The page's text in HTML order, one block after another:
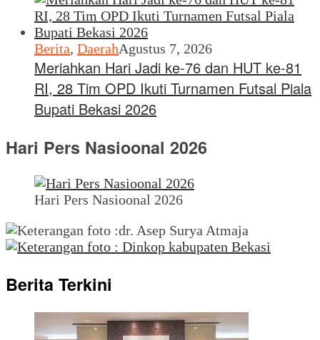
Berita, DaerahAgustus 7, 2026
Meriahkan Hari Jadi ke-76 dan HUT ke-81
RI, 28 Tim OPD Ikuti Turnamen Futsal Piala
Bupati Bekasi 2026
Hari Pers Nasioonal 2026
Hari Pers Nasioonal 2026
Berita Terkini